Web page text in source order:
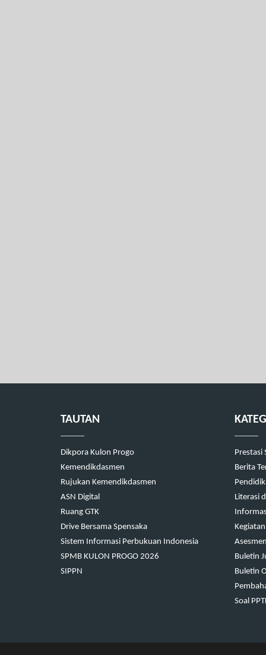
TAUTAN
Dikpora Kulon Progo
Kemendikdasmen
Rujukan Kemendikdasmen
ASN Digital
Ruang GTK
Drive Bersama Spensaka
Sistem Informasi Perbukuan Indonesia
SPMB KULON PROGO 2026
SIPPN
Prestasi
Berita
Literasi
Buletin
Buletin
Soal